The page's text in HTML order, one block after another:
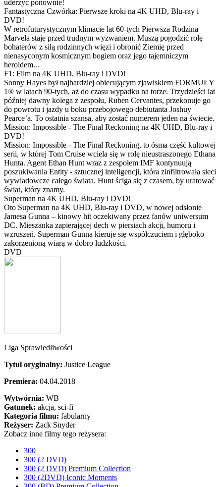
uderzyć ponownie!
Fantastyczna Czwórka: Pierwsze kroki na 4K UHD, Blu-ray i
DVD!
W retrofuturystycznym klimacie lat 60-tych Pierwsza Rodzina
Marvela staje przed trudnym wyzwaniem. Muszą pogodzić rolę
bohaterów z siłą rodzinnych więzi i obronić Ziemię przed
nienasyconym kosmicznym bogiem oraz jego tajemniczym
heroldem...
F1: Film na 4K UHD, Blu-ray i DVD!
Sonny Hayes był najbardziej obiecującym zjawiskiem FORMUŁY
1® w latach 90-tych, aż do czasu wypadku na torze. Trzydzieści lat
później dawny kolega z zespołu, Ruben Cervantes, przekonuje go
do powrotu i jazdy u boku przebojowego debiutanta Joshuy
Pearce’a. To ostatnia szansa, aby zostać numerem jeden na świecie.
Mission: Impossible - The Final Reckoning na 4K UHD, Blu-ray i
DVD!
Mission: Impossible - The Final Reckoning, to ósma część kultowej
serii, w której Tom Cruise wciela się w rolę nieustraszonego Ethana
Hunta. Agent Ethan Hunt wraz z zespołem IMF kontynuują
poszukiwania Entity - sztucznej inteligencji, która zinfiltrowała sieci
wywiadowcze całego świata. Hunt ściga się z czasem, by uratować
świat, który znamy.
Superman na 4K UHD, Blu-ray i DVD!
Oto Superman na 4K UHD, Blu-ray i DVD, w nowej odsłonie
Jamesa Gunna – kinowy hit oczekiwany przez fanów uniwersum
DC. Mieszanka zapierającej dech w piersiach akcji, humoru i
wzruszeń. Superman Gunna kieruje się współczuciem i głęboko
zakorzenioną wiarą w dobro ludzkości.
DVD
Liga Sprawiedliwości
Tytuł oryginalny: Justice League
Premiera: 04.04.2018
Wytwórnia: WB
Gatunek: akcja, sci-fi
Kategoria filmu: fabularny
Reżyser: Zack Snyder
Zobacz inne filmy tego reżysera:
300
300 (2 DVD)
300 (2 DVD) Premium Collection
300 (2DVD) Iconic Moments